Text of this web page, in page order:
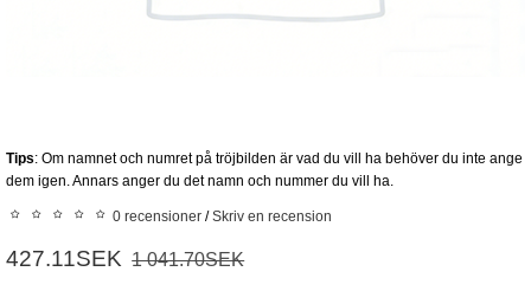
Tips: Om namnet och numret på tröjbilden är vad du vill ha behöver du inte ange
dem igen. Annars anger du det namn och nummer du vill ha.
0 recensioner /Skriv en recension
427.11SEK 1 041.70SEK